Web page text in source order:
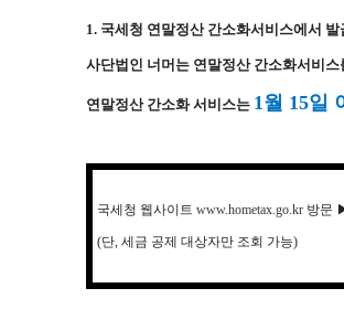
1. 국세청 연말정산 간소화서비스에서 발
사단법인 너머는 연말정산 간소화서비
연말정산 간소화 서비스는 1월 15일
국세청 웹사이트 www.hometax.go.kr 방문
(단, 세금 공제 대상자만 조회 가능)